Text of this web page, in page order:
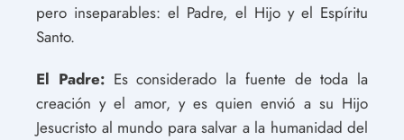
pero inseparables: el Padre, el Hijo y el Espíritu
Santo.
El Padre:Es considerado la fuente de toda la
creación y el amor, y es quien envió a su Hijo
Jesucristo al mundo para salvar a la humanidad del